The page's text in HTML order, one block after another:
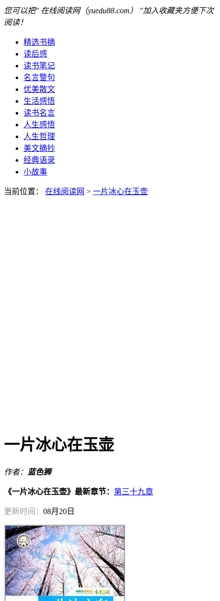
您可以把" 在线阅读网（yuedu88.com） "加入收藏夹方便下次
阅读！
精选书摘
读后感
读书笔记
名言警句
优美散文
生活感悟
读书名言
人生感悟
人生哲理
美文摘抄
经典语录
小故事
当前位置： 在线阅读网 > 一片冰心在玉壶
一片冰心在玉壶
作者： 蓝色狮
《一片冰心在玉壶》最新章节： 第三十九章
更新时间： 08月20日